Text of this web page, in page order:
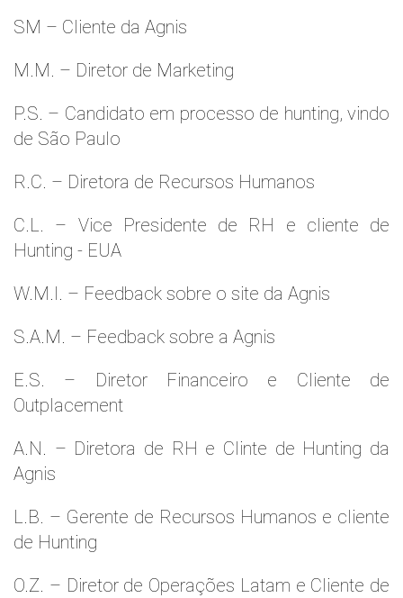
SM – Cliente da Agnis
M.M. – Diretor de Marketing
P.S. – Candidato em processo de hunting, vindo
de São Paulo
R.C. – Diretora de Recursos Humanos
C.L. – Vice Presidente de RH e cliente de
Hunting - EUA
W.M.l. – Feedback sobre o site da Agnis
S.A.M. – Feedback sobre a Agnis
E.S. – Diretor Financeiro e Cliente de
Outplacement
A.N. – Diretora de RH e Clinte de Hunting da
Agnis
L.B. – Gerente de Recursos Humanos e cliente
de Hunting
O.Z. – Diretor de Operações Latam e Cliente de